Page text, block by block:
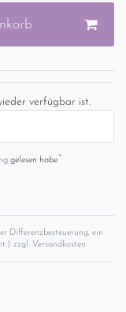
verfügbar ist.
gelesen habe.*
Differenzbesteuerung, ein
zzgl. Versandkosten